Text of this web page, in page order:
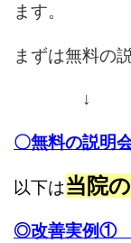
ます。
まずは無料の
↓
〇無料の説明
以下は当院
◎改善実例①